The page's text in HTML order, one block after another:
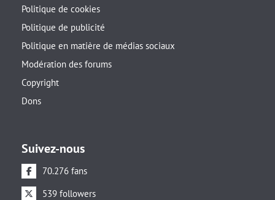
Politique de cookies
Politique de publicité
Politique en matière de médias sociaux
Modération des forums
Copyright
Dons
Suivez-nous
70.276 fans
539 followers